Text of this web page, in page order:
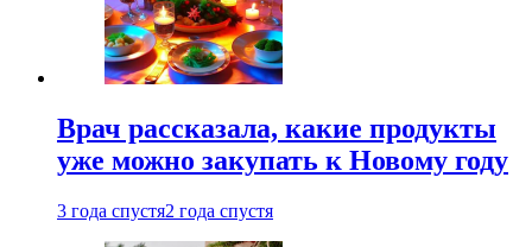
Врач рассказала, какие продукты
уже можно закупать к Новому году
3 года спустя2 года спустя